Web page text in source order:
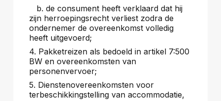
b. de consument heeft verklaard dat hij
zijn herroepingsrecht verliest zodra de
ondernemer de overeenkomst volledig
heeft uitgevoerd;
4. Pakketreizen als bedoeld in artikel 7:500
BW en overeenkomsten van
personenvervoer;
5. Dienstenovereenkomsten voor
terbeschikkingstelling van accommodatie,